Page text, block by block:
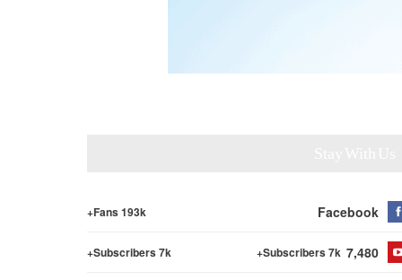
Facebook
Fans 193k+
7,480
Subscribers 7k+
Subscribers 7k+